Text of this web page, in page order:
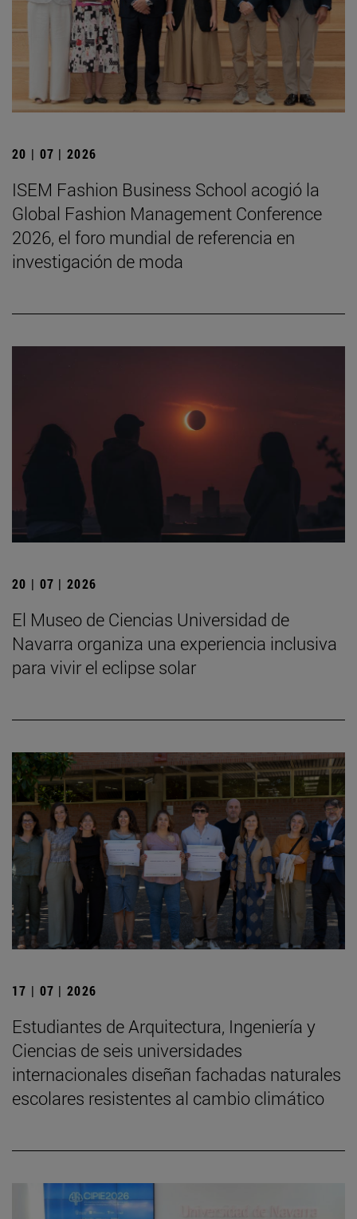
20 | 07 | 2026
ISEM Fashion Business School acogió la
Global Fashion Management Conference
2026, el foro mundial de referencia en
investigación de moda
20 | 07 | 2026
El Museo de Ciencias Universidad de
Navarra organiza una experiencia inclusiva
para vivir el eclipse solar
17 | 07 | 2026
Estudiantes de Arquitectura, Ingeniería y
Ciencias de seis universidades
internacionales diseñan fachadas naturales
escolares resistentes al cambio climático